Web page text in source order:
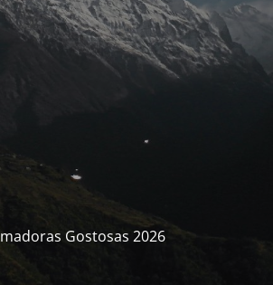
Gostosas 2026